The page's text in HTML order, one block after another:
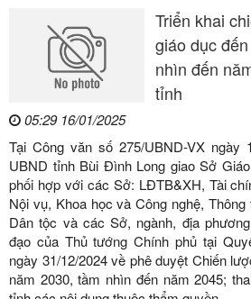
Triển khai
giáo dục
nhìn đến
tỉnh
05:29 16/01/2025
Tại Công văn số 275/UBND-VX ngày
UBND tỉnh Bùi Đình Long giao Sở
phối hợp với các Sở: LĐTB&XH, Tài
Nội vụ, Khoa học và Công nghệ,
Dân tộc và các Sở, ngành, địa
đạo của Thủ tướng Chính phủ tại
ngày 31/12/2024 về phê duyệt Chiến
năm 2030, tầm nhìn đến năm 2045;